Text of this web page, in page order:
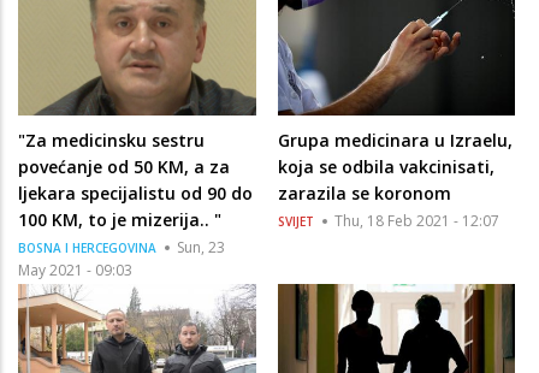
"Za medicinsku sestru
povećanje od 50 KM, a za
ljekara specijalistu od 90 do
100 KM, to je mizerija.. "
BOSNA I HERCEGOVINA
Sun, 23
May 2021 - 09:03
Grupa medicinara u Izraelu,
koja se odbila vakcinisati,
zarazila se koronom
SVIJET Thu, 18 Feb 2021 - 12:07